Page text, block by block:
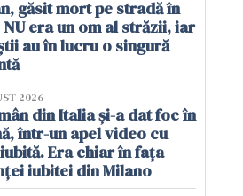
găsit mort pe stradă în
era un om al străzii, iar
au în lucru o singură
2026
din Italia și-a dat foc în
într-un apel video cu
Era chiar în fața
iubitei din Milano